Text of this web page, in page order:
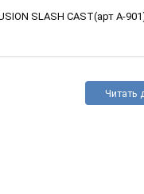
SLASH CAST(арт A-
Читать